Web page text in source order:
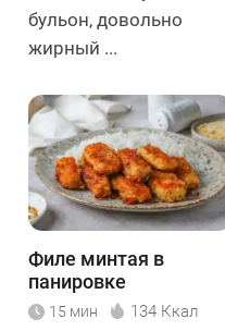
бульон, довольно
жирный ...
Филе минтая в
панировке
15 мин 134 Ккал